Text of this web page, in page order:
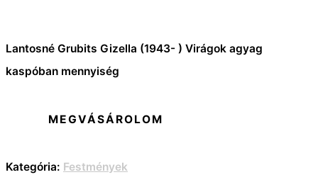
Lantosné Grubits Gizella (1943- ) Virágok agyag
kaspóban mennyiség
MEGVÁSÁROLOM
Kategória: Festmények